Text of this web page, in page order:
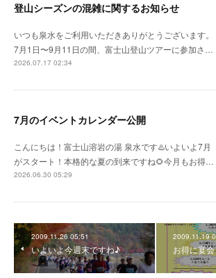
登山シーズンの混雑に関するお知らせ
いつも泉水をご利用いただきありがとうございます。
7月1日〜9月11日の間、富士山登山ツアーに参加さ…
2026.07.17 02:34
7月のイベントカレンダー公開
こんにちは！富士山溶岩の湯 泉水です♨️いよいよ7月
がスタート！本格的な夏の到来ですね🌻今月もお得…
2026.06.30 05:29
2009.11.26 05:51
いよいよ今週末ですね♪
2009.11.19
お得に宴